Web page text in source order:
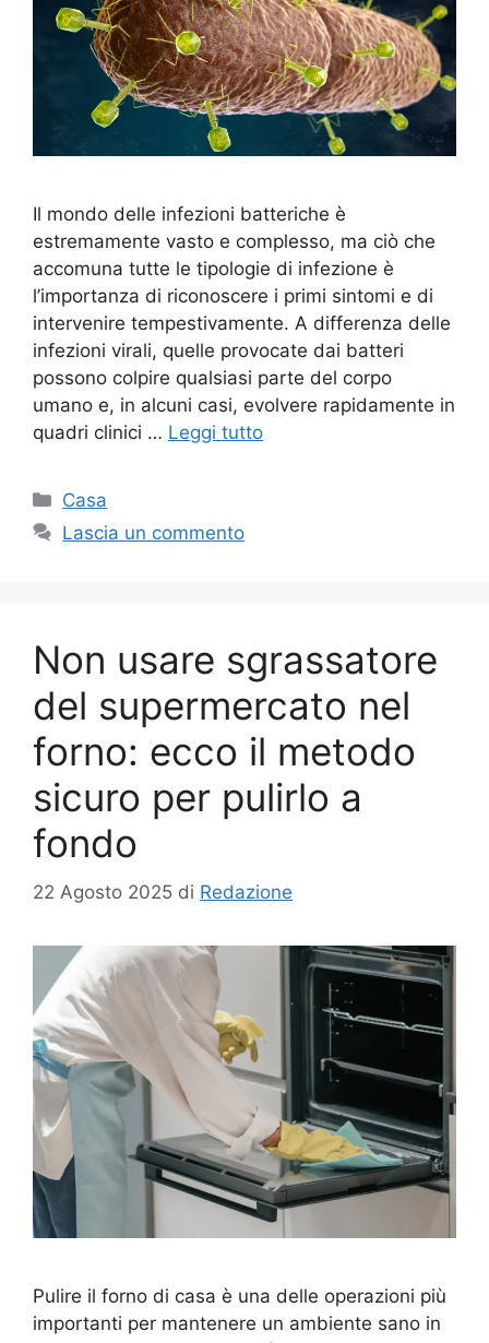
Il mondo delle infezioni batteriche è
estremamente vasto e complesso, ma ciò che
accomuna tutte le tipologie di infezione è
l’importanza di riconoscere i primi sintomi e di
intervenire tempestivamente. A differenza delle
infezioni virali, quelle provocate dai batteri
possono colpire qualsiasi parte del corpo
umano e, in alcuni casi, evolvere rapidamente in
quadri clinici … Leggi tutto
Categorie
Casa
Lascia un commento
Non usare sgrassatore
del supermercato nel
forno: ecco il metodo
sicuro per pulirlo a
fondo
22 Agosto 2025 di Redazione
Pulire il forno di casa è una delle operazioni più
importanti per mantenere un ambiente sano in